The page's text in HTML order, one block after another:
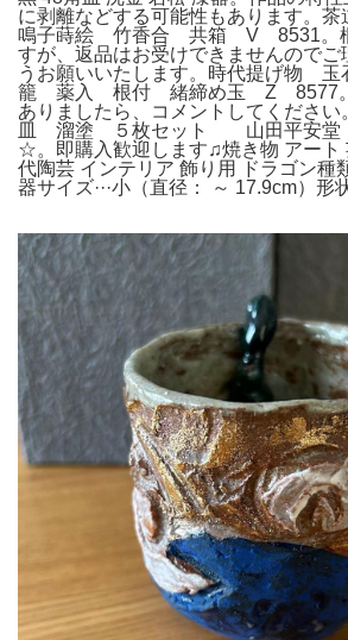
に剥離などする可能性もあります。
鳴子蒔絵 竹香合 共箱 V 8531。梱
すが、返品はお受けできませんのでご
うお願いいたします。時代提げ物
籠 薬入 根付 緒締め玉 Z 8577。
ありましたら、コメントしてくださ
皿 溜塗 ５枚セット 山田平安堂
☆。即購入歓迎します♫焼き物 アート
代陶芸 インテリア 飾り用 ドラゴン種類
器サイズ···小（直径： ～ 17.9cm）形状